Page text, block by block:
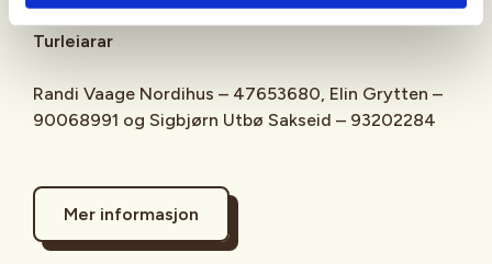
Turleiarar
Randi Vaage Nordihus – 47653680, Elin Grytten –
90068991 og Sigbjørn Utbø Sakseid – 93202284
Mer informasjon